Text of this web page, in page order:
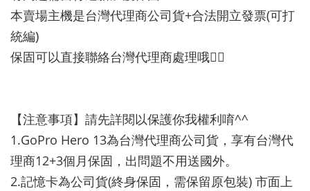
本賣場主機是台灣代理商公司貨+合法開立發票(可打
統編)
保固可以直接聯絡台灣代理商處理哦👍🏻
【注意事項】請先詳閱以保護你我權利唷^^
1.GoPro Hero 13為台灣代理商公司貨，享有台灣代
理商12+3個月保固，出問題不用送國外。
2.記憶卡為公司貨(終身保固，需保留原包裝) 市面上